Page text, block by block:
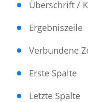
Überschrift /
Ergebniszeile
Verbundene
Erste Spalte
Letzte Spalte